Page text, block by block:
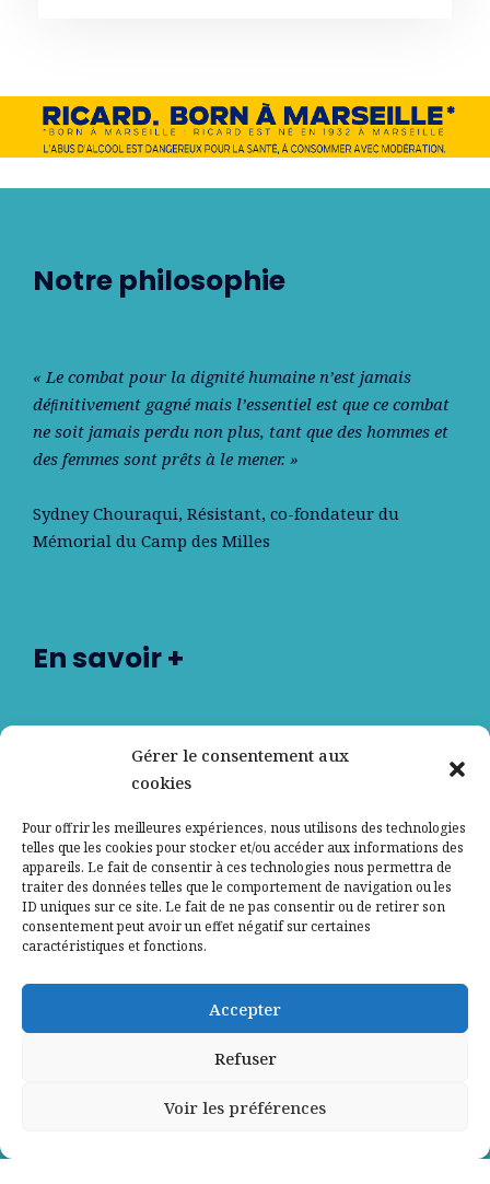
Gérer le consentement aux
cookies
Pour offrir les meilleures expériences, nous utilisons des technologies
telles que les cookies pour stocker et/ou accéder aux informations des
appareils. Le fait de consentir à ces technologies nous permettra de
traiter des données telles que le comportement de navigation ou les
ID uniques sur ce site. Le fait de ne pas consentir ou de retirer son
consentement peut avoir un effet négatif sur certaines
caractéristiques et fonctions.
Accepter
Refuser
Voir les préférences
Notre philosophie
« Le combat pour la dignité humaine n’est jamais
déﬁnitivement gagné mais l’essentiel est que ce combat
ne soit jamais perdu non plus, tant que des hommes et
des femmes sont prêts à le mener. »
Sydney Chouraqui, Résistant, co-fondateur du
Mémorial du Camp des Milles
En savoir +
Nos partenaires
Contactez-nous
Mentions légales